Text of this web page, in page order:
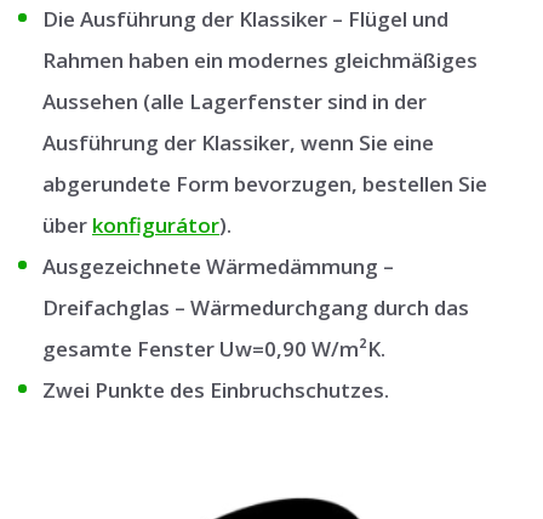
Die Ausführung der Klassiker – Flügel und
Rahmen haben ein modernes gleichmäßiges
Aussehen (alle Lagerfenster sind in der
Ausführung der Klassiker, wenn Sie eine
abgerundete Form bevorzugen, bestellen Sie
über konfigurátor).
Ausgezeichnete Wärmedämmung –
Dreifachglas – Wärmedurchgang durch das
gesamte Fenster Uw=0,90 W/m²K.
Zwei Punkte des Einbruchschutzes.